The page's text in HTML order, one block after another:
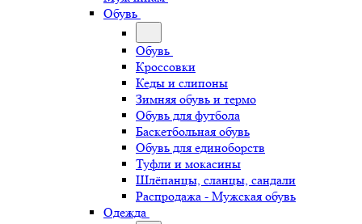
Обувь
Обувь
Кроссовки
Кеды и слипоны
Зимняя обувь и термо
Обувь для футбола
Баскетбольная обувь
Обувь для единоборств
Туфли и мокасины
Шлёпанцы, сланцы, сандали
Распродажа - Мужская обувь
Одежда